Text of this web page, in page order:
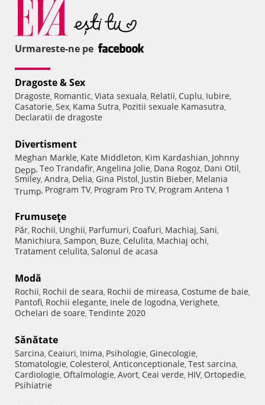
Urmareste-ne pe
Dragoste & Sex
Dragoste, Romantic, Viata sexuala, Relatii, Cuplu, Iubire,
Casatorie, Sex, Kama Sutra, Pozitii sexuale Kamasutra,
Declaratii de dragoste
Divertisment
Meghan Markle, Kate Middleton, Kim Kardashian, Johnny
Depp, Teo Trandafir, Angelina Jolie, Dana Rogoz, Dani Otil,
Smiley, Andra, Delia, Gina Pistol, Justin Bieber, Melania
Trump, Program TV, Program Pro TV, Program Antena 1
Frumuseţe
Păr, Rochii, Unghii, Parfumuri, Coafuri, Machiaj, Sani,
Manichiura, Sampon, Buze, Celulita, Machiaj ochi,
Tratament celulita, Salonul de acasa
Modă
Rochii, Rochii de seara, Rochii de mireasa, Costume de baie,
Pantofi, Rochii elegante, Inele de logodna, Verighete,
Ochelari de soare, Tendinte 2020
Sănătate
Sarcina, Ceaiuri, Inima, Psihologie, Ginecologie,
Stomatologie, Colesterol, Anticonceptionale, Test sarcina,
Cardiologie, Oftalmologie, Avort, Ceai verde, HIV, Ortopedie,
Psihiatrie